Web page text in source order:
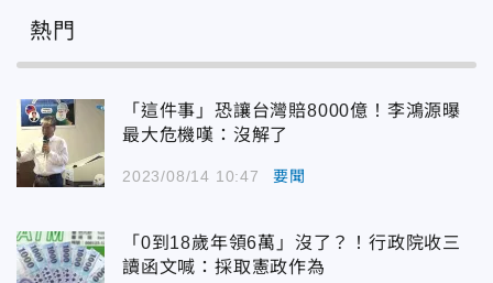
熱門
「這件事」恐讓台灣賠8000億！李鴻源曝
最大危機嘆：沒解了
2023/08/14 10:47 要聞
「0到18歲年領6萬」沒了？！行政院收三
讀函文喊：採取憲政作為